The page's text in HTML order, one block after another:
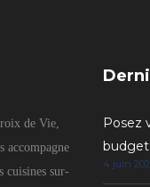
de Vie,
accompagne
cuisines sur-
Posez
budget
4 juin